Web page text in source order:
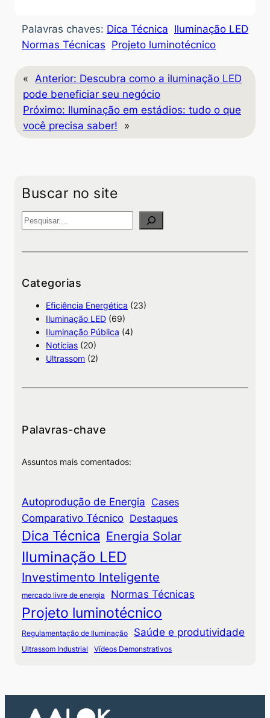
Palavras chaves: Dica Técnica Iluminação LED
Normas Técnicas Projeto luminotécnico
« Anterior: Descubra como a iluminação LED
pode beneficiar seu negócio
Próximo: Iluminação em estádios: tudo o que
você precisa saber!
»
Buscar no site
P
s
u
Categorias
Eficiência Energética (23)
Iluminação LED (69)
Iluminação Pública (4)
Notícias (20)
Ultrassom (2)
Palavras-chave
Assuntos mais comentados:
Autoprodução de Energia Cases
Comparativo Técnico Destaques
Dica Técnica Energia Solar
Iluminação LED
Investimento Inteligente
mercado livre de energia Normas Técnicas
Projeto luminotécnico
Regulamentação de Iluminação Saúde e produtividade
Ultrassom Industrial Vídeos Demonstrativos